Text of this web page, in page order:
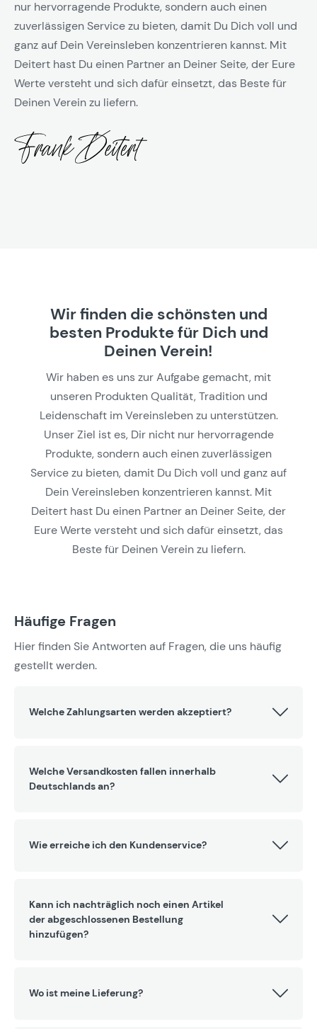
nur hervorragende Produkte, sondern auch einen
zuverlässigen Service zu bieten, damit Du Dich voll und
ganz auf Dein Vereinsleben konzentrieren kannst. Mit
Deitert hast Du einen Partner an Deiner Seite, der Eure
Werte versteht und sich dafür einsetzt, das Beste für
Deinen Verein zu liefern.
Wir finden die schönsten und
besten Produkte für Dich und
Deinen Verein!
Wir haben es uns zur Aufgabe gemacht, mit
unseren Produkten Qualität, Tradition und
Leidenschaft im Vereinsleben zu unterstützen.
Unser Ziel ist es, Dir nicht nur hervorragende
Produkte, sondern auch einen zuverlässigen
Service zu bieten, damit Du Dich voll und ganz auf
Dein Vereinsleben konzentrieren kannst. Mit
Deitert hast Du einen Partner an Deiner Seite, der
Eure Werte versteht und sich dafür einsetzt, das
Beste für Deinen Verein zu liefern.
Häufige Fragen
Hier finden Sie Antworten auf Fragen, die uns häufig
gestellt werden.
Welche Zahlungsarten werden akzeptiert?
Welche Versandkosten fallen innerhalb
Deutschlands an?
Wie erreiche ich den Kundenservice?
Kann ich nachträglich noch einen Artikel
der abgeschlossenen Bestellung
hinzufügen?
Wo ist meine Lieferung?